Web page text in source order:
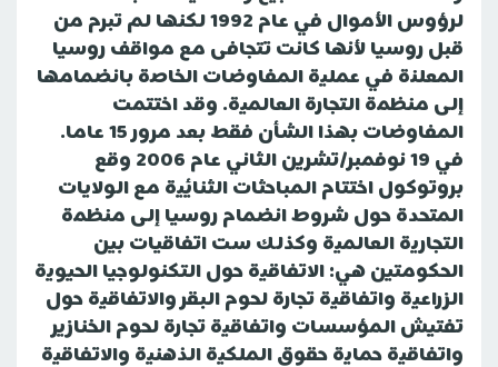
لرؤوس الأموال في عام 1992 لكنها لم تبرم من
قبل روسيا لأنها كانت تتجافى مع مواقف روسيا
المعلنة في عملية المفاوضات الخاصة بانضمامها
إلى منظمة التجارة العالمية. وقد اختتمت
المفاوضات بهذا الشأن فقط بعد مرور 15 عاما.
في 19 نوفمبر/تشرين الثاني عام 2006 وقع
بروتوكول اختتام المباحثات الثنائية مع الولايات
المتحدة حول شروط انضمام روسيا إلى منظمة
التجارية العالمية وكذلك ست اتفاقيات بين
الحكومتين هي: الاتفاقية حول التكنولوجيا الحيوية
الزراعية واتفاقية تجارة لحوم البقر والاتفاقية حول
تفتيش المؤسسات واتفاقية تجارة لحوم الخنازير
واتفاقية حماية حقوق الملكية الذهنية والاتفاقية